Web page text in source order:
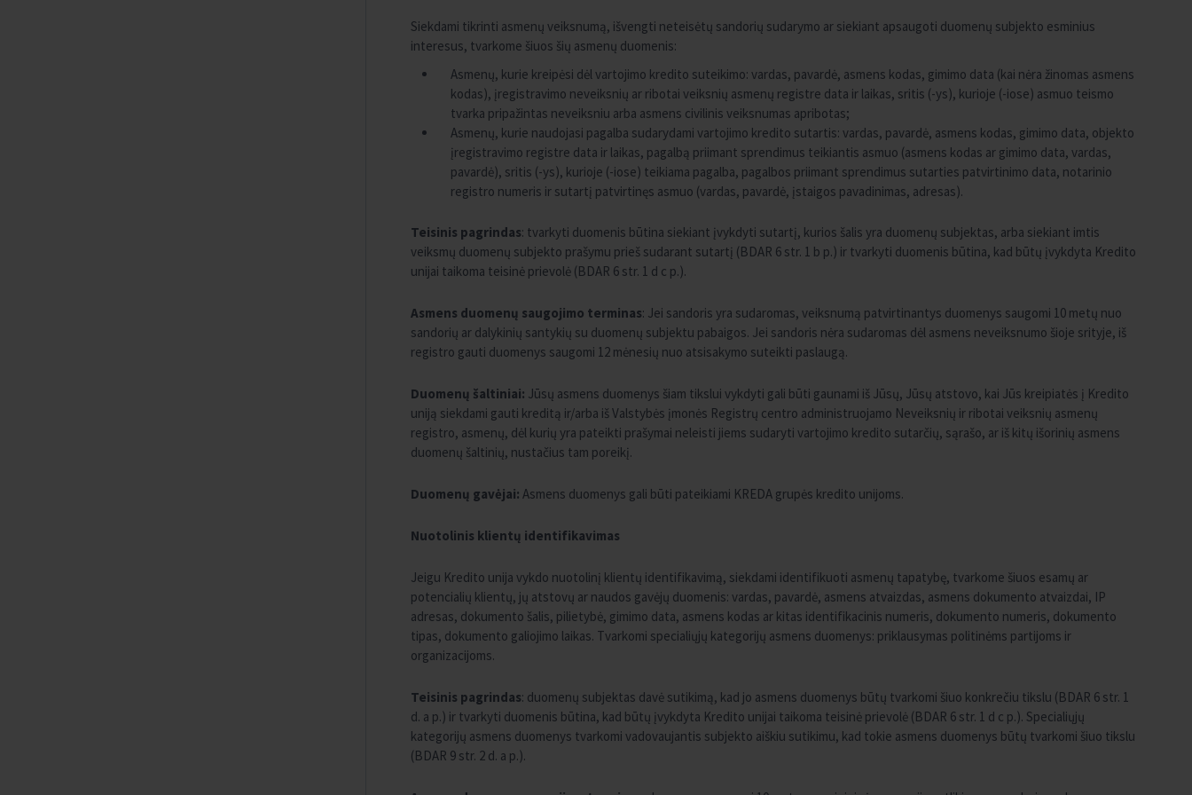
Siekdami tikrinti asmenų veiksnumą, išvengti neteisėtų sandorių sudarymo ar siekiant apsaugoti duomenų subjekto esminius
interesus, tvarkome šiuos šių asmenų duomenis:
Asmenų, kurie kreipėsi dėl vartojimo kredito suteikimo: vardas, pavardė, asmens kodas, gimimo data (kai nėra žinomas asmens
kodas), įregistravimo neveiksnių ar ribotai veiksnių asmenų registre data ir laikas, sritis (-ys), kurioje (-iose) asmuo teismo
tvarka pripažintas neveiksniu arba asmens civilinis veiksnumas apribotas;
Asmenų, kurie naudojasi pagalba sudarydami vartojimo kredito sutartis: vardas, pavardė, asmens kodas, gimimo data, objekto
įregistravimo registre data ir laikas, pagalbą priimant sprendimus teikiantis asmuo (asmens kodas ar gimimo data, vardas,
pavardė), sritis (-ys), kurioje (-iose) teikiama pagalba, pagalbos priimant sprendimus sutarties patvirtinimo data, notarinio
registro numeris ir sutartį patvirtinęs asmuo (vardas, pavardė, įstaigos pavadinimas, adresas).
Teisinis pagrindas: tvarkyti duomenis būtina siekiant įvykdyti sutartį, kurios šalis yra duomenų subjektas, arba siekiant imtis
veiksmų duomenų subjekto prašymu prieš sudarant sutartį (BDAR 6 str. 1 b p.) ir tvarkyti duomenis būtina, kad būtų įvykdyta Kredito
unijai taikoma teisinė prievolė (BDAR 6 str. 1 d c p.).
Asmens duomenų saugojimo terminas: Jei sandoris yra sudaromas, veiksnumą patvirtinantys duomenys saugomi 10 metų nuo
sandorių ar dalykinių santykių su duomenų subjektu pabaigos. Jei sandoris nėra sudaromas dėl asmens neveiksnumo šioje srityje, iš
registro gauti duomenys saugomi 12 mėnesių nuo atsisakymo suteikti paslaugą.
Duomenų šaltiniai: Jūsų asmens duomenys šiam tikslui vykdyti gali būti gaunami iš Jūsų, Jūsų atstovo, kai Jūs kreipiatės į Kredito
uniją siekdami gauti kreditą ir/arba iš Valstybės įmonės Registrų centro administruojamo Neveiksnių ir ribotai veiksnių asmenų
registro, asmenų, dėl kurių yra pateikti prašymai neleisti jiems sudaryti vartojimo kredito sutarčių, sąrašo, ar iš kitų išorinių asmens
duomenų šaltinių, nustačius tam poreikį.
Duomenų gavėjai: Asmens duomenys gali būti pateikiami KREDA grupės kredito unijoms.
Nuotolinis klientų identifikavimas
Jeigu Kredito unija vykdo nuotolinį klientų identifikavimą, siekdami identifikuoti asmenų tapatybę, tvarkome šiuos esamų ar
potencialių klientų, jų atstovų ar naudos gavėjų duomenis: vardas, pavardė, asmens atvaizdas, asmens dokumento atvaizdai, IP
adresas, dokumento šalis, pilietybė, gimimo data, asmens kodas ar kitas identifikacinis numeris, dokumento numeris, dokumento
tipas, dokumento galiojimo laikas. Tvarkomi specialiųjų kategorijų asmens duomenys: priklausymas politinėms partijoms ir
organizacijoms.
Teisinis pagrindas: duomenų subjektas davė sutikimą, kad jo asmens duomenys būtų tvarkomi šiuo konkrečiu tikslu (BDAR 6 str. 1
d. a p.) ir tvarkyti duomenis būtina, kad būtų įvykdyta Kredito unijai taikoma teisinė prievolė (BDAR 6 str. 1 d c p.). Specialiųjų
kategorijų asmens duomenys tvarkomi vadovaujantis subjekto aiškiu sutikimu, kad tokie asmens duomenys būtų tvarkomi šiuo tikslu
(BDAR 9 str. 2 d. a p.).